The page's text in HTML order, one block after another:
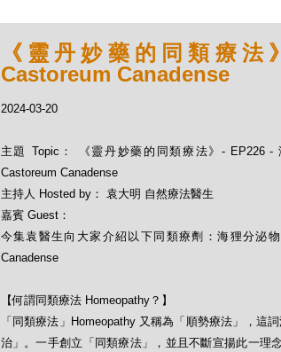
《靈丹妙藥的同類療法
Castoreum Canadense
2024-03-20
主題 Topic： 《靈丹妙藥的同類療法》- EP226 -
Castoreum Canadense
主持人 Hosted by： 袁大明 自然療法醫生
嘉賓 Guest：
今集袁醫生向大家介紹以下同類療劑：海狸分泌物
Canadense
【何謂同類療法 Homeopathy？】
「同類療法」Homeopathy 又稱為「順勢療法」，這
治」。一手創立「同類療法」，並且不斷宣揚此一理